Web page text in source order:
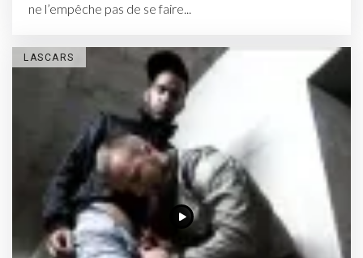
ne l’empêche pas de se faire...
LASCARS